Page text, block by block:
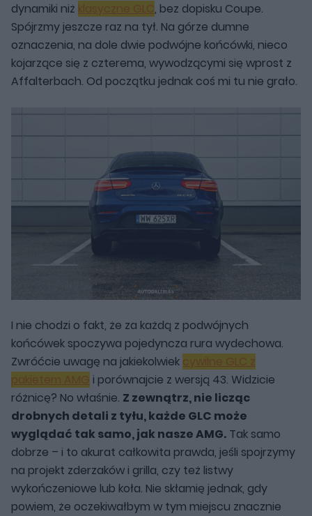
dynamiki niż klasyczne GLC, bez dopisku Coupe.
Spójrzmy jeszcze raz na tył. Na górze dumne
oznaczenia, na dole dwie podwójne końcówki, nieco
kojarzące się z czterema, wywodzącymi się wprost z
Affalterbach. Od początku jednak coś mi tu nie grało.
I nie chodzi o fakt, że za każdą z podwójnych
końcówek spoczywa pojedyncza rura wydechowa.
Zwróćcie uwagę na jakiekolwiek cywilne GLC z
pakietem AMG i porównajcie z wersją 43. Widzicie
różnicę? No właśnie. Z zewnątrz, nie licząc
drobnych detali z tyłu, każde GLC może
wyglądać tak samo, jak nasze AMG. Tak samo
dobrze – i to akurat całkowita prawda, jeśli spojrzymy
na projekt zderzaków i grilla, czy też listwy
wykończeniowe lub koła. Nie skłamię jednak, gdy
powiem, że oczekiwałbym w tym miejscu znacznie